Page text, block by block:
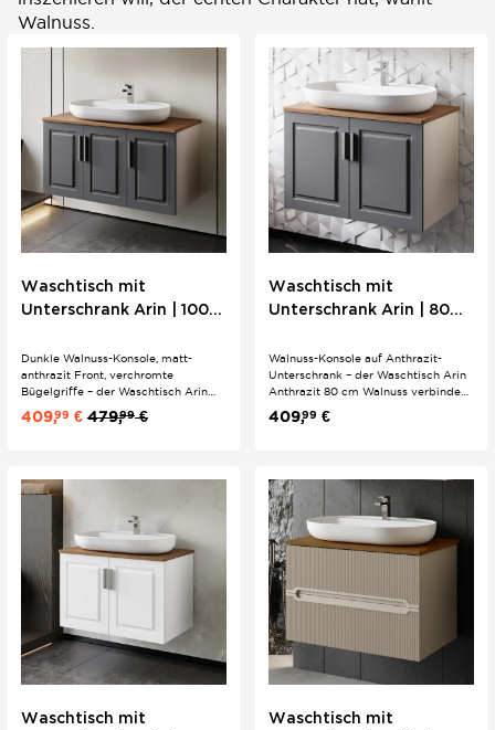
Walnuss.
Waschtisch mit
Unterschrank Arin | 100
Walnuss
Dunkle Walnuss-Konsole, matt-
anthrazit Front, verchromte
Bügelgriffe – der Waschtisch Arin
einen mutigen Materialmix für das
409,99 € 479,99€
Waschtisch mit
Unterschrank Arin | 80
Walnuss
Walnuss-Konsole auf Anthrazit-
Unterschrank – der Waschtisch Arin
Anthrazit 80 cm Walnuss verbindet
stimmigen Gesamtbild im
direkt inklusive.
409,99 €
Waschtisch mit
Waschtisch mit